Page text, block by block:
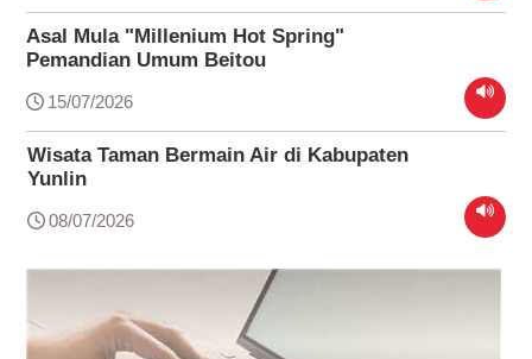
Asal Mula "Millenium Hot Spring"
Pemandian Umum Beitou
15/07/2026
Wisata Taman Bermain Air di Kabupaten
Yunlin
08/07/2026